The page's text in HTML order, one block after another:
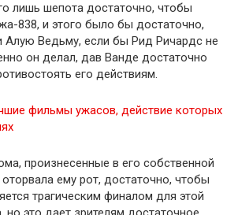
лишь шепота достаточно, чтобы
838, и этого было бы достаточно,
Алую Ведьму, если бы Рид Ричардс не
он делал, дав Ванде достаточно
его действиям.
фильмы ужасов, действие которых
произнесенные в его собственной
ему рот, достаточно, чтобы
трагическим финалом для этой